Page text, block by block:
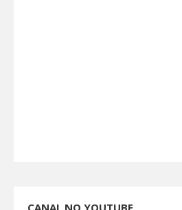
CANAL NO YOUTUBE